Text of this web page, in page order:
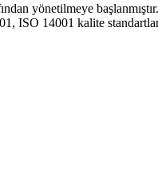
yönetilmeye başlanmıştır.
ISO 14001 kalite